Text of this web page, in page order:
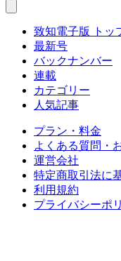
致知電子版 トッ
最新号
バックナンバー
連載
カテゴリー
人気記事
プラン・料金
よくある質問・
運営会社
特定商取引法に
利用規約
プライバシーポ